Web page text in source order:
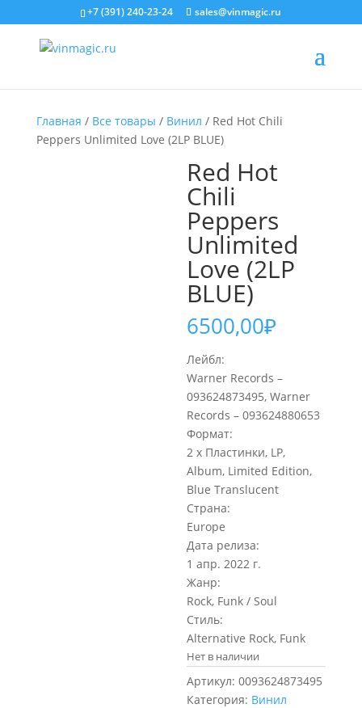
+7 (391) 240-23-24 sales@vinmagic.ru
Главная / Все товары / Винил / Red Hot Chili
Peppers Unlimited Love (2LP BLUE)
Red Hot
Chili
Peppers
Unlimited
Love (2LP
BLUE)
6500,00₽
Лейбл:
Warner Records –
093624873495, Warner
Records – 093624880653
Формат:
2 x Пластинки, LP,
Album, Limited Edition,
Blue Translucent
Страна:
Europe
Дата релиза:
1 апр. 2022 г.
Жанр:
Rock, Funk / Soul
Стиль:
Alternative Rock, Funk
Нет в наличии
Артикул:0093624873495
Категория: Винил